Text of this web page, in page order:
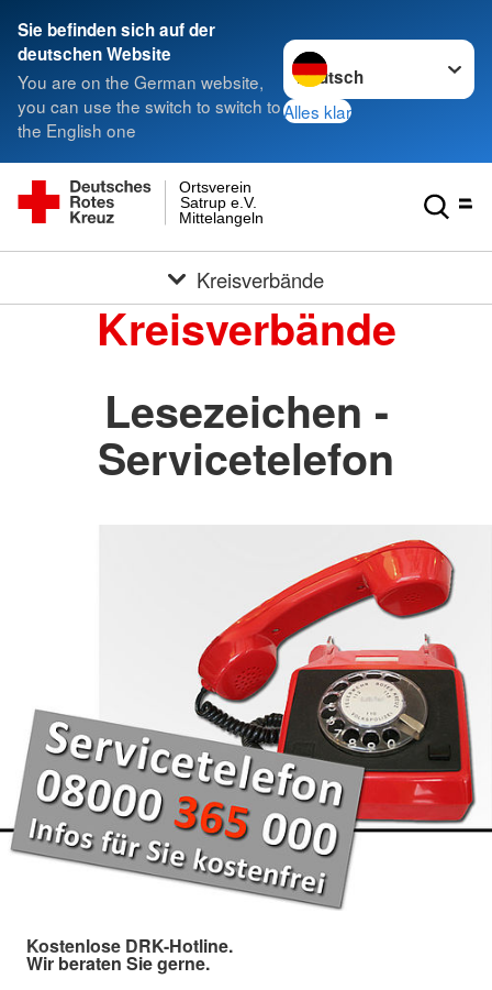
Sie befinden sich auf der
deutschen Website
You are on the German website,
you can use the switch to switch to
the English one
Sprache wechseln zu
Alles klar
Mittelangeln
Satrup e.V.
Ortsverein
Kreisverbände
Kreisverbände
Lesezeichen -
Servicetelefon
Kostenlose DRK-Hotline.
Wir beraten Sie gerne.